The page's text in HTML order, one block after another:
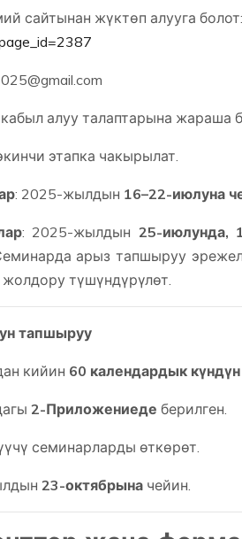
сайтынан жүктөп алууга болот:
алуу талаптарына жараша
этапка чакырылат.
: 2025-жылдын 16–22-июлуна
: 2025-жылдын 25-июлунда,
арыз тапшыруу
түшүндүрүлөт.
тапшыруу
кийин 60 календардык
2-Приложениеде берилген.
семинарларды өткөрөт.
23-октябрына чейин.